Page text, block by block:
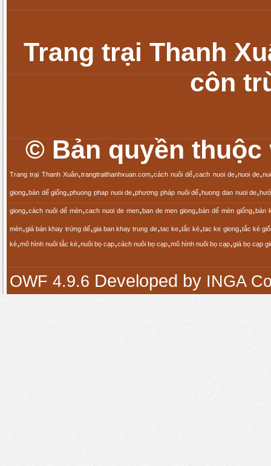
Trang trại Thanh
côn
© Bản quyền thuộc
Trang trại Thanh Xuân,trangtraithanhxuan.com,cách nuôi dế,cach nuoi de,nuoi de,
giong,bán dế giống,phuong phap nuoi de,phương pháp nuôi dế,huong dan nuoi de,
giong,cách nuôi dế mèn,cach nuoi de men,ban de men giong,bán dế mèn giống,bán
mèn,giá bán khay trứng dế,gia ban khay trung de,tac ke,tắc kè,tac ke giong,tắc kè
kè,mô hình nuôi tắc kè,nuôi bọ cạp,cách nuôi bọ cạp,mô hình nuôi bọ cạp,giá bọ cạp
OWF 4.9.6 Developed by INGA